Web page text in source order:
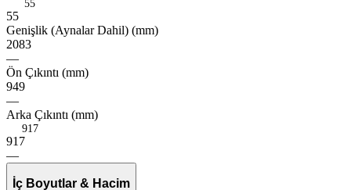
55
55
Genişlik (Aynalar Dahil) (mm)
2083featox
—
Ön Çıkıntı plusox
(mm)
949
—
Arka Çıkıntı (mm)fuelo
917
91 7
—
İç Boyutlar & Hacim